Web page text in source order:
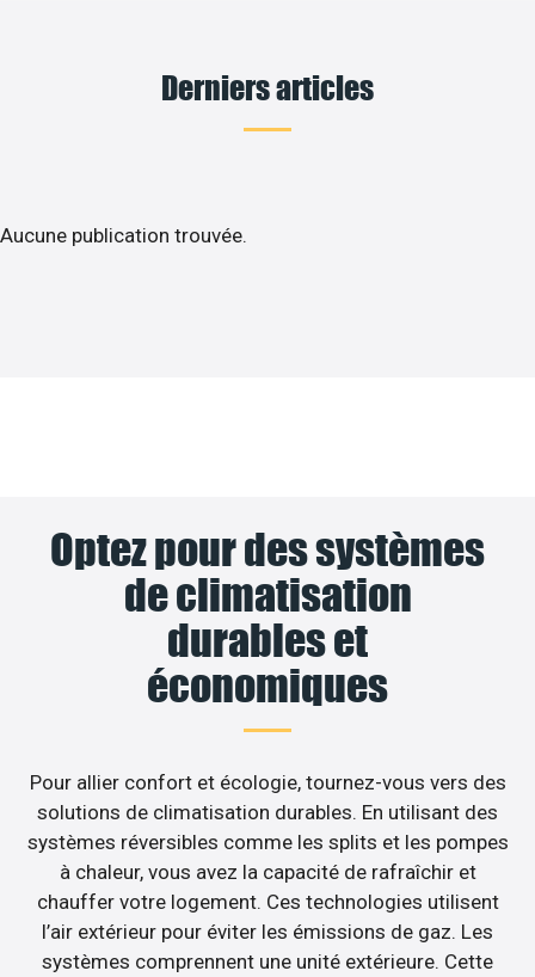
Derniers articles
Aucune publication trouvée.
Optez pour des systèmes
de climatisation
durables et
économiques
Pour allier confort et écologie, tournez-vous vers des
solutions de climatisation durables. En utilisant des
systèmes réversibles comme les splits et les pompes
à chaleur, vous avez la capacité de rafraîchir et
chauffer votre logement. Ces technologies utilisent
l’air extérieur pour éviter les émissions de gaz. Les
systèmes comprennent une unité extérieure. Cette